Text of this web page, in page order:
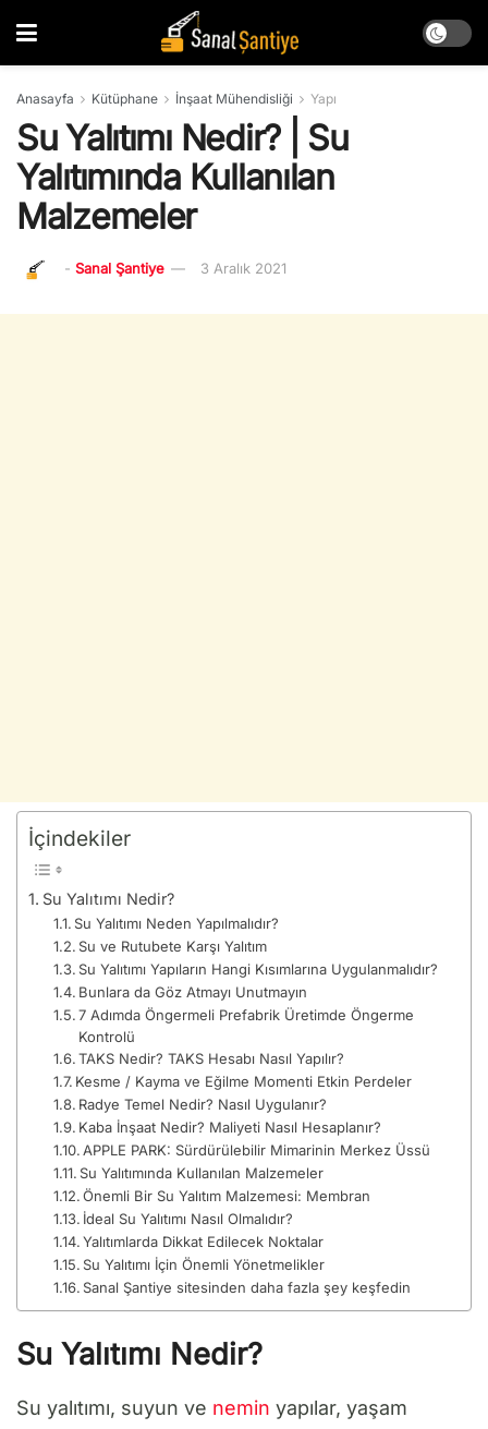
Anasayfa Kütüphane İnşaat Mühendisliği Yapı
Su Yalıtımı Nedir? | Su
Yalıtımında Kullanılan
Malzemeler
- Sanal Şantiye 3 Aralık 2021
İçindekiler
Su Yalıtımı Nedir?
Su Yalıtımı Neden Yapılmalıdır?
Su ve Rutubete Karşı Yalıtım
Su Yalıtımı Yapıların Hangi Kısımlarına Uygulanmalıdır?
Bunlara da Göz Atmayı Unutmayın
7 Adımda Öngermeli Prefabrik Üretimde Öngerme
Kontrolü
TAKS Nedir? TAKS Hesabı Nasıl Yapılır?
Kesme / Kayma ve Eğilme Momenti Etkin Perdeler
Radye Temel Nedir? Nasıl Uygulanır?
Kaba İnşaat Nedir? Maliyeti Nasıl Hesaplanır?
APPLE PARK: Sürdürülebilir Mimarinin Merkez Üssü
Su Yalıtımında Kullanılan Malzemeler
Önemli Bir Su Yalıtım Malzemesi: Membran
İdeal Su Yalıtımı Nasıl Olmalıdır?
Yalıtımlarda Dikkat Edilecek Noktalar
Su Yalıtımı İçin Önemli Yönetmelikler
Sanal Şantiye sitesinden daha fazla şey keşfedin
Su Yalıtımı Nedir?
Su yalıtımı, suyun ve nemin yapılar, yaşam